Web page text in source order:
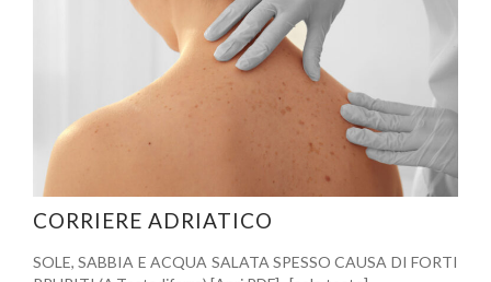
CORRIERE ADRIATICO
SOLE, SABBIA E ACQUA SALATA SPESSO CAUSA DI FORTI